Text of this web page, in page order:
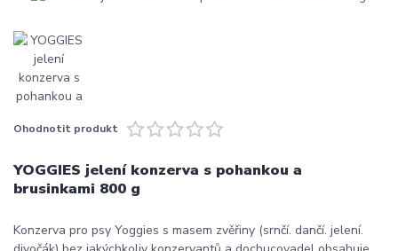
Ohodnotit produkt
YOGGIES jelení konzerva s pohankou a
brusinkami 800 g
Konzerva pro psy Yoggies s masem zvěřiny (srnčí. dančí. jelení.